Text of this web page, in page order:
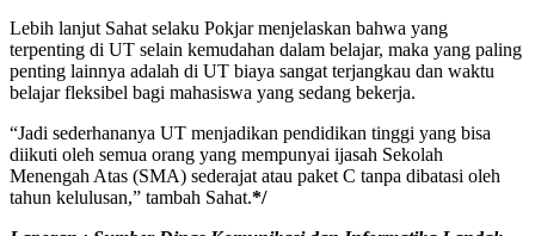
Lebih lanjut Sahat selaku Pokjar menjelaskan bahwa yang
terpenting di UT selain kemudahan dalam belajar, maka yang paling
penting lainnya adalah di UT biaya sangat terjangkau dan waktu
belajar fleksibel bagi mahasiswa yang sedang bekerja.
“Jadi sederhananya UT menjadikan pendidikan tinggi yang bisa
diikuti oleh semua orang yang mempunyai ijasah Sekolah
Menengah Atas (SMA) sederajat atau paket C tanpa dibatasi oleh
tahun kelulusan,” tambah Sahat.*/